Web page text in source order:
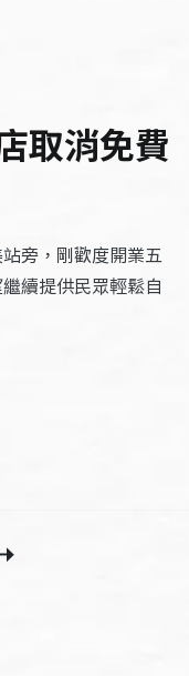
取消免費
旁，剛歡度開業五
續提供民眾輕鬆自